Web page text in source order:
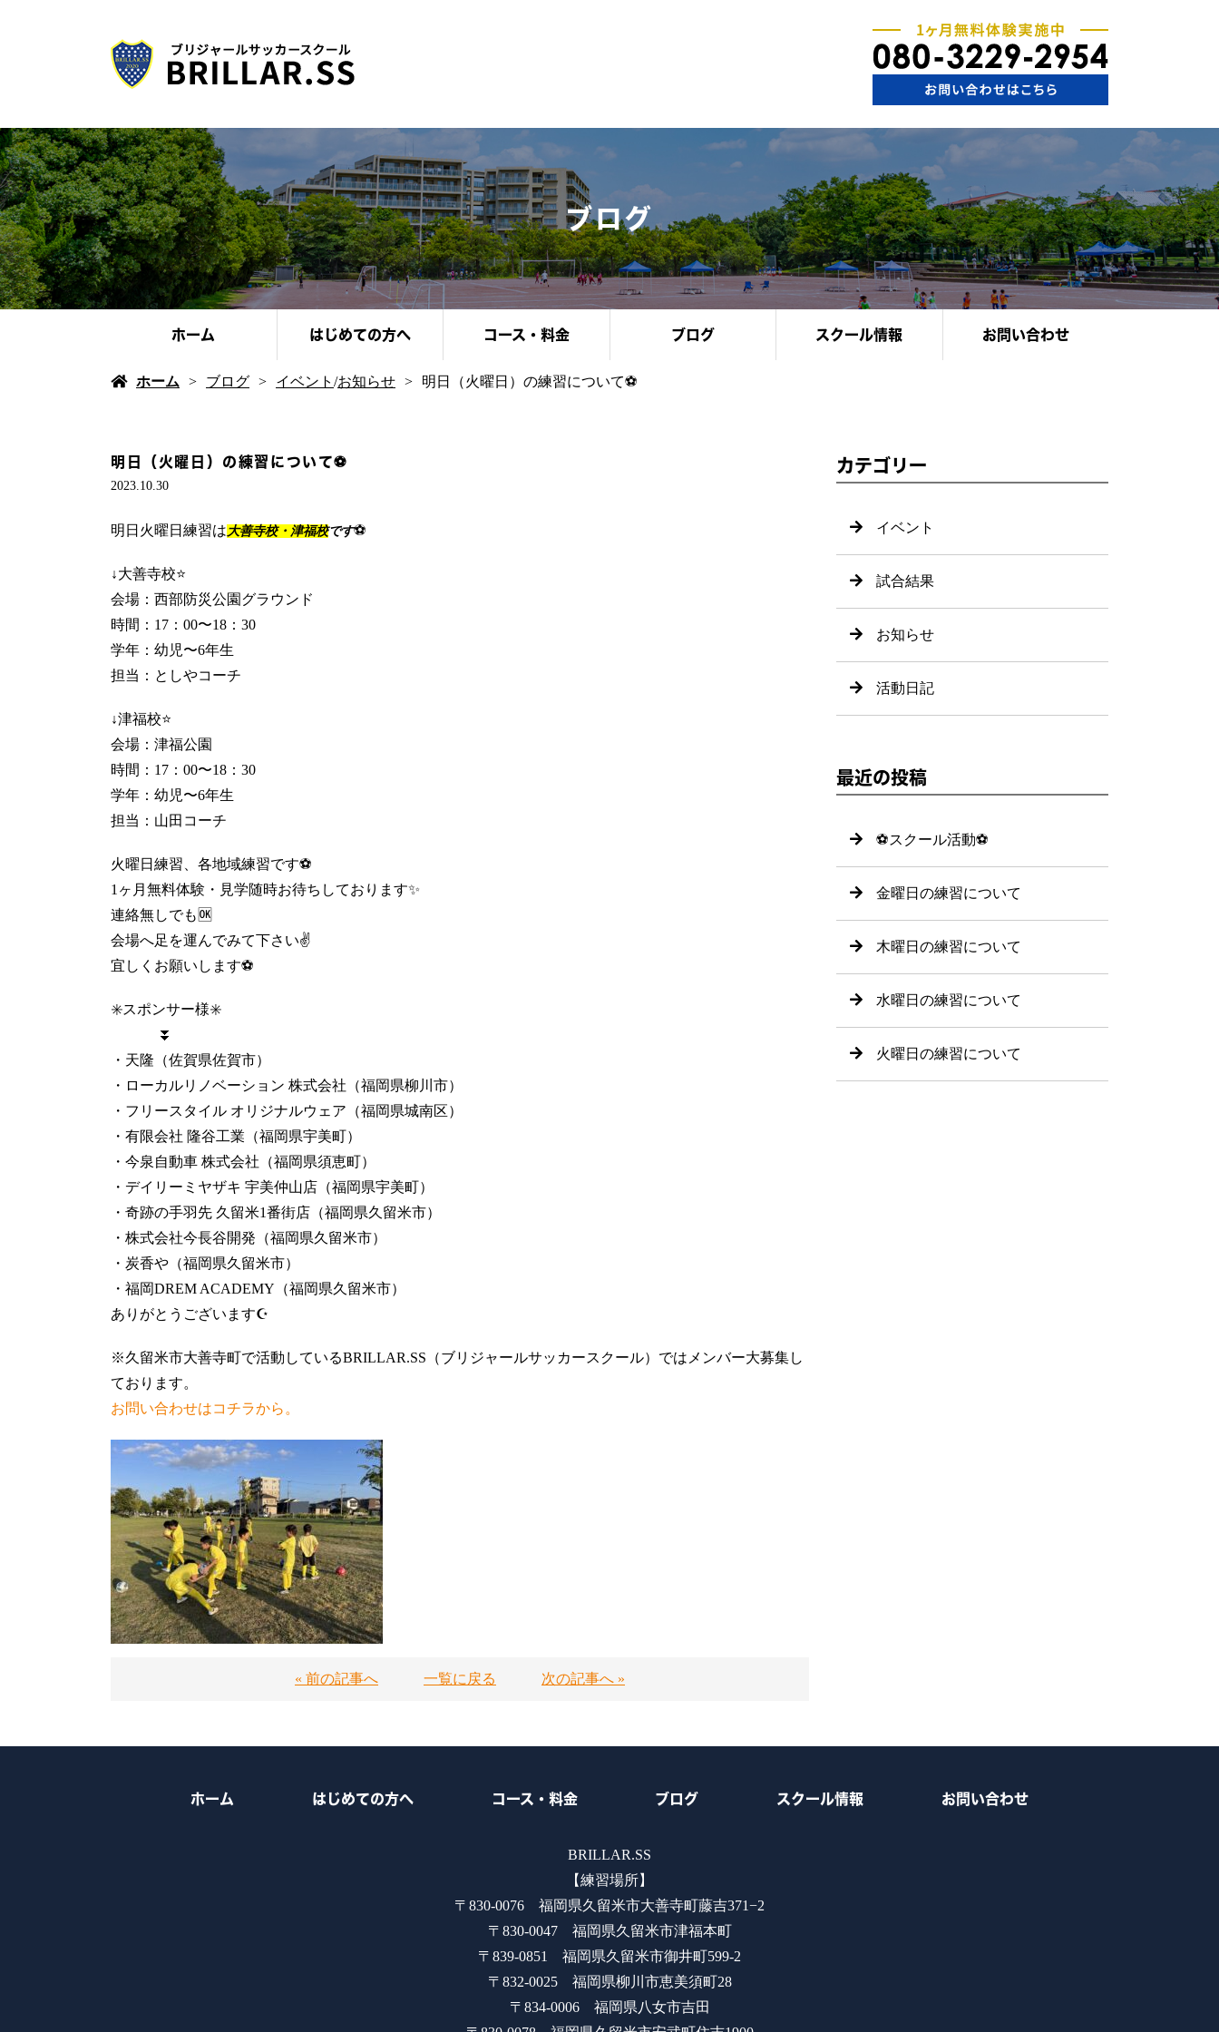
ブログ
ホーム はじめての方へ コース・料金 ブログ スクール情報 お問い合わせ
ホーム ブログ イベント /お知らせ 明日（火曜日）の練習について⚽️
明日（火曜日）の練習について⚽️
2023.10.30
明日火曜日練習は大善寺校・津福校です⚽️
↓大善寺校⭐️
会場：西部防災公園グラウンド
時間：17：00〜18：30
学年：幼児〜6年生
担当：としやコーチ
↓津福校⭐️
会場：津福公園
時間：17：00〜18：30
学年：幼児〜6年生
担当：山田コーチ
火曜日練習、各地域練習です⚽️
1ヶ月無料体験・見学随時お待ちしております✨
連絡無しでも🆗
会場へ足を運んでみて下さい✌️
宜しくお願いします⚽️
✳️スポンサー様✳️
⏬
・天隆（佐賀県佐賀市）
・ローカルリノベーション 株式会社（福岡県柳川市）
・フリースタイル オリジナルウェア（福岡県城南区）
・有限会社 隆谷工業（福岡県宇美町）
・今泉自動車 株式会社（福岡県須恵町）
・デイリーミヤザキ 宇美仲山店（福岡県宇美町）
・奇跡の手羽先 久留米1番街店（福岡県久留米市）
・株式会社今長谷開発（福岡県久留米市）
・炭香や（福岡県久留米市）
・福岡DREM ACADEMY（福岡県久留米市）
ありがとうございます☪️
※久留米市大善寺町で活動しているBRILLAR.SS（ブリジャールサッカースクール）ではメンバー大募集し
ております。
お問い合わせはコチラから。
« 前の記事へ 一覧に戻る 次の記事へ »
カテゴリー
イベント
試合結果
お知らせ
活動日記
最近の投稿
⚽️スクール活動⚽️
金曜日の練習について
木曜日の練習について
水曜日の練習について
火曜日の練習について
ホーム はじめての方へ コース・料金 ブログ スクール情報 お問い合わせ
BRILLAR.SS
【練習場所】
〒830-0076 福岡県久留米市大善寺町藤吉371−2
〒830-0047 福岡県久留米市津福本町
〒839-0851 福岡県久留米市御井町599-2
〒832-0025 福岡県柳川市恵美須町28
〒834-0006 福岡県八女市吉田